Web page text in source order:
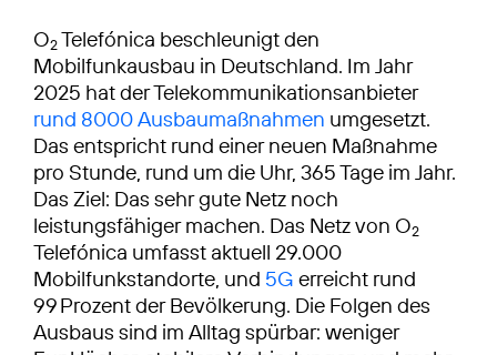
O2Telefónica beschleunigt den
Mobilfunkausbau in Deutschland. Im Jahr
2025 hat der Telekommunikationsanbieter
rund 8000 Ausbaumaßnahmen umgesetzt.
Das entspricht rund einer neuen Maßnahme
pro Stunde, rund um die Uhr, 365 Tage im Jahr.
Das Ziel: Das sehr gute Netz noch
leistungsfähiger machen. Das Netz von O2
Telefónica umfasst aktuell 29.000
Mobilfunkstandorte, und 5G erreicht rund
99 Prozent der Bevölkerung. Die Folgen des
Ausbaus sind im Alltag spürbar: weniger